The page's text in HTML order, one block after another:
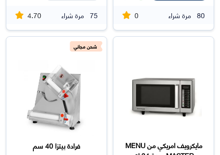
80 مرة شراء 0
75 مرة شراء 4.70
مايكرويف امريكي من MENU
شحن مجاني
فرادة بيتزا 40 سم